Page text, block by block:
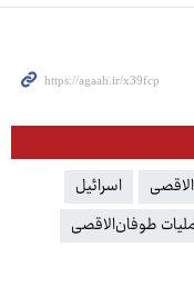
اسرائیل
طوفان‌الاقصی